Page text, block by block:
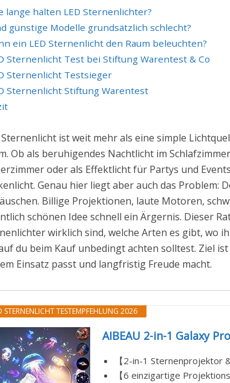
lange halten LED Sternenlichter?
günstige Modelle grundsätzlich schlecht?
ein LED Sternenlicht den Raum beleuchten?
Sternenlicht Test bei Stiftung Warentest & Co
Sternenlicht Testsieger
Sternenlicht Stiftung Warentest
Sternenlicht ist weit mehr als eine simple
Ob als beruhigendes Nachtlicht im
oder als Effektlicht für Partys und
Genau hier liegt aber auch das
Billige Projektionen, laute Motoren,
schönen Idee schnell ein Ärgernis. Dieser
wirklich sind, welche Arten es gibt, wo
du beim Kauf unbedingt achten solltest. Ziel
Einsatz passt und langfristig Freude macht.
STERNENLICHT TESTEMPFEHLUNG 2026
AIBEAU 2-in-1 Galaxy
【2-in-1 Sternenprojektor
【6 einzigartige